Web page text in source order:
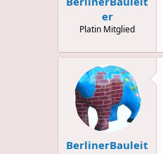
er
Platin Mitglied
BerlinerBauleit